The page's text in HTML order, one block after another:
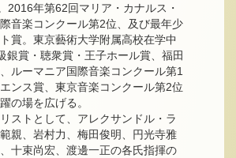
2016年第62回マリア・カナルス・
音楽コンクール第2位、及び最年少
賞。東京藝術大学附属高校在学中
銀賞・聴衆賞・王子ホール賞、福田
ルーマニア国際音楽コンクール第1
ンス賞、東京音楽コンクール第2位
の場を広げる。
ストとして、アレクサンドル・ラ
親、岩村力、梅田俊明、円光寺雅
十束尚宏、渡邊一正の各氏指揮の